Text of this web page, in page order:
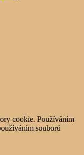
cookie. Používáním
souborů